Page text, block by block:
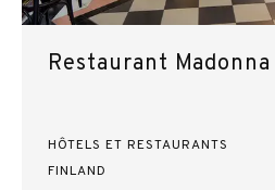
Restaurant Madonna
HÔTELS ET RESTAURANTS
FINLAND